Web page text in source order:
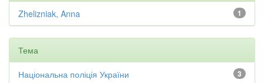
1
Zhelizniak, Anna
Тема
3
Національна поліція України